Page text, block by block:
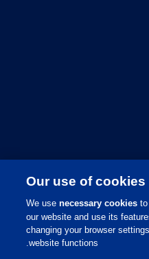
Our use of cookies
We usenecessary cookies
our website and use its
changing your browser
website functions.